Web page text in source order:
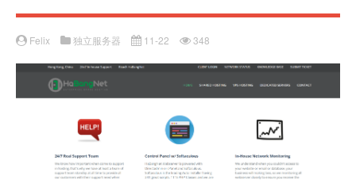
Felix 独立服务器 11-22 348